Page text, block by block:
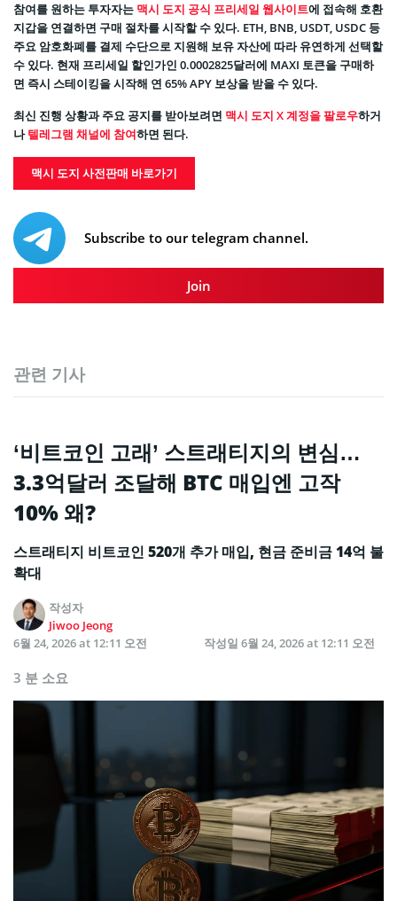
참여를 원하는 투자자는 맥시 도지 공식 프리세일 웹사이트에 접속해 호환
지갑을 연결하면 구매 절차를 시작할 수 있다. ETH, BNB, USDT, USDC 등
주요 암호화폐를 결제 수단으로 지원해 보유 자산에 따라 유연하게 선택할
수 있다. 현재 프리세일 할인가인 0.0002825달러에 MAXI 토큰을 구매하
면 즉시 스테이킹을 시작해 연 65% APY 보상을 받을 수 있다.
최신 진행 상황과 주요 공지를 받아보려면 맥시 도지 X 계정을 팔로우하거
나텔레그램 채널에 참여하면 된다.
맥시 도지 사전판매 바로가기
Subscribe to our telegram channel.
Join
관련 기사
‘비트코인 고래’ 스트래티지의 변심…
3.3억달러 조달해 BTC 매입엔 고작
10% 왜?
스트래티지 비트코인 520개 추가 매입, 현금 준비금 14억 불
확대
작성자
Jiwoo Jeong
6월 24, 2026 at 12:11 오전
작성일 6월 24, 2026 at 12:11 오전
3 분 소요